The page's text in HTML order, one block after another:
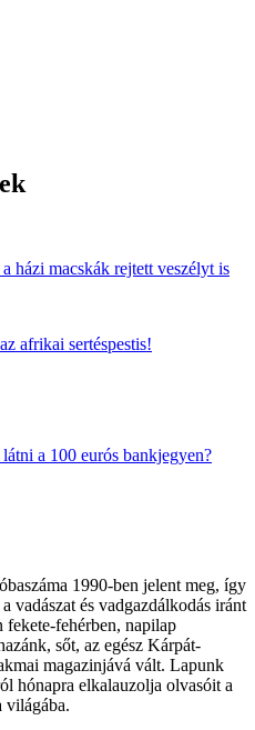
házi macskák rejtett veszélyt is
afrikai sertéspestis!
a 100 eurós bankjegyen?
1990-ben jelent meg, így
vadászat és vadgazdálkodás iránt
fekete-fehérben, napilap
sőt, az egész Kárpát-
magazinjává vált. Lapunk
hónapra elkalauzolja olvasóit a
világába.